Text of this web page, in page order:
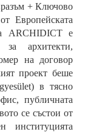
+ Ключово
Европейската
ARCHIDICT е
за архитекти,
на договор
проект беше
в тясно
публичната
се състои от